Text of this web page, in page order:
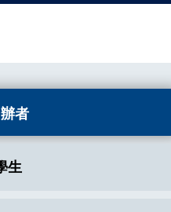
者
生